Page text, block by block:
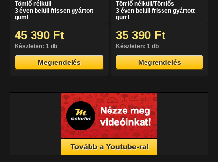
Tömlő nélküli
3 éven belüli frissen gyártott
gumi
Tömlő nélküli/Tömlős
3 éven belüli frissen gyártott
gumi
45 390 Ft
Készleten: 1 db
Megrendelés
35 390 Ft
Készleten: 1 db
Megrendelés